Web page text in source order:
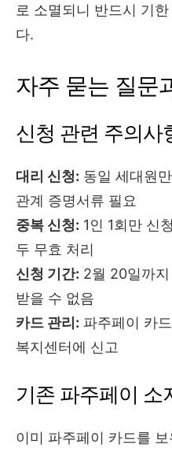
로 소멸되니 반드시 기
다.
자주 묻는 질문
신청 관련 주의사
대리 신청: 동일 세대원
관계 증명서류 필요
중복 신청: 1인 1회만 신
두 무효 처리
신청 기간: 2월 20일까
받을 수 없음
카드 관리: 파주페이 카
복지센터에 신고
기존 파주페이 소
이미 파주페이 카드를